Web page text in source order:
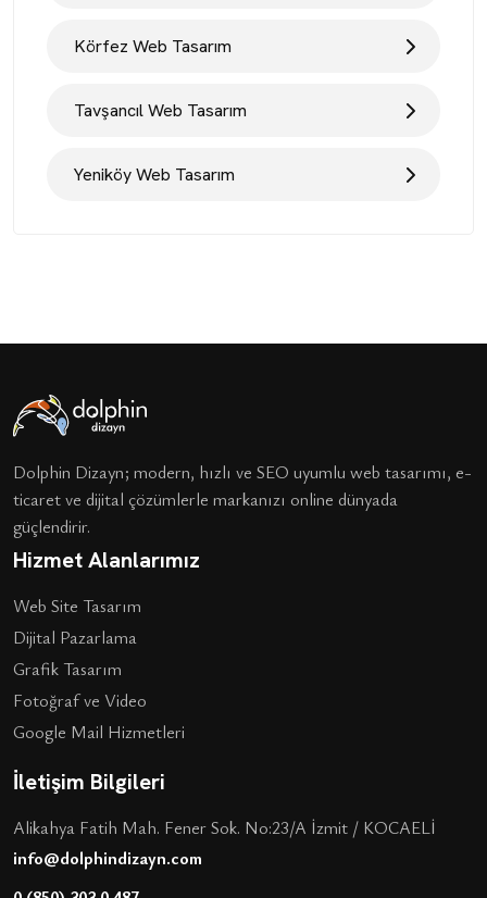
Körfez Web Tasarım
Tavşancıl Web Tasarım
Yeniköy Web Tasarım
Dolphin Dizayn; modern, hızlı ve SEO uyumlu web tasarımı, e-
ticaret ve dijital çözümlerle markanızı online dünyada
güçlendirir.
Hizmet Alanlarımız
Web Site Tasarım
Dijital Pazarlama
Grafik Tasarım
Fotoğraf ve Video
Google Mail Hizmetleri
İletişim Bilgileri
Alikahya Fatih Mah. Fener Sok. No:23/A İzmit / KOCAELİ
info@dolphindizayn.com